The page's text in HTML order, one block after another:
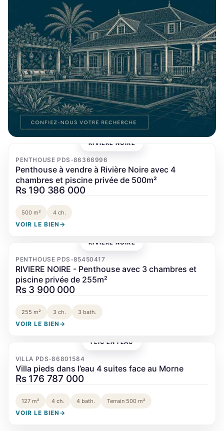
RIVIÈRE NOIRE
PENTHOUSE PDS •86366996
Penthouse à vendre à Rivière Noire avec 4
chambres et piscine privée de 500m²
Rs 190 386 000
500 m² 4 ch.
VOIR LE BIEN →
RIVIÈRE NOIRE
PENTHOUSE PDS •85450417
RIVIERE NOIRE - Penthouse avec 3 chambres et
piscine privée de 255m²
Rs 3 900 000
255 m² 3 ch. 3 bath.
VOIR LE BIEN →
FLIC EN FLAC
VILLA PDS•86801584
Villa pieds dans l’eau 4 suites face au Morne
Rs 176 787 000
127 m² 4 ch. 4 bath. Terrain 500 m²
VOIR LE BIEN →